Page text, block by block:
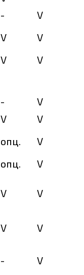
-
V
V
V
V
V
-
V
V
V
опц.
V
опц.
V
V
V
V
V
-
V